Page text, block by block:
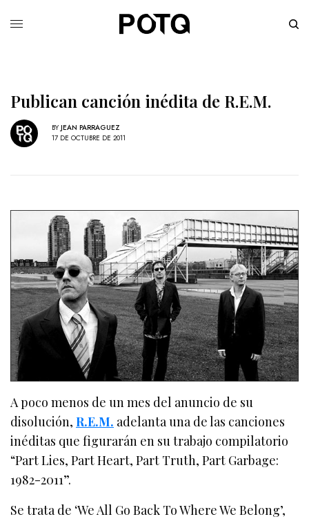
Publican canción inédita de R.E.M.
BY JEAN PARRAGUEZ
17 DE OCTUBRE DE 2011
A poco menos de un mes del anuncio de su
disolución,R.E.M. adelanta una de las canciones
inéditas que figurarán en su trabajo compilatorio
“Part Lies, Part Heart, Part Truth, Part Garbage:
1982-2011”.
Se trata de ‘We All Go Back To Where We Belong’,